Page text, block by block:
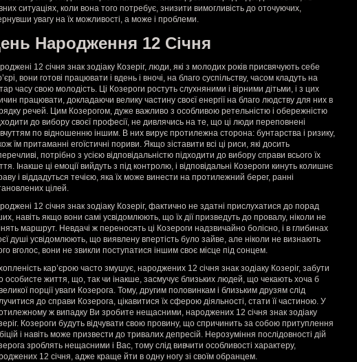
ситуаціях, коли вона того потребує, знизити вимогливість до оточуючих,
увагу на їх можливості, а може і проблеми.
Народження 12 Січня
12 січня знак зодіаку Козеріг, люди, які з молодих років присвячують себе
вони готові працювати і вдень і вночі, на благо суспільству, часом кладуть на
часу свою молодість. Ці Козероги ростуть слухняними і вірними дітьми, і з цих
працювати, докладаючи велику частину своєї енергії на благо людству для них в
речей. Цим Козерогом, дуже важливо з особливою ретельністю і обережністю
до вибору своєї професії, не дивлячись на те, що ці люди переповнені
по відношенню іншим. В них вирує протилежна сторона: бунтарства і ризику,
їм притаманні егоїстичні пориви. Якщо зіставити всі ці риси, які досить
потрібно з усією відповідальністю підходити до вибору справи всього їх
Інакше ці емоції вийдуть з під контролю, і відповідальні Козероги кинуть колишнє
і віддадуться течією, яка їх може винести на протилежний берег, ранні
цілей.
12 січня знак зодіаку Козеріг, фактично не здатні прислухатися до порад
навіть якщо вони самі усвідомлюють, що їх дії призведуть до провалу, ніколи не
маршрут. Невдачі ж переносять ці Козероги надзвичайно болісно, і в глибинах
душі усвідомлюють, що виявлену впертість було зайве, але ніколи не визнають
вголос, вони не звикли поступатися іншим своє місце під сонцем.
кар’єрою часто змушує, народжених 12 січня знак зодіаку Козеріг, забути
особисте життя, що, так чи інакше, засмучує близьких людей, що чекають хоча б
порції уваги Козерога. Тому, другим половинкам і близьким друзям слід
до справи Козерога, цікавитися їх сферою діяльності, стати її частиною. У
ж випадку Ви зробите нещасними, народжених 12 січня знак зодіаку
Козероги будуть відчувати свою провину, що спричинить за собою притуплення
і навіть може призвести до тривалих депресій. Нерозуміння послідовності дій
зроблять нещасними і Вас, тому слід вивчити особливості характеру,
12 січня, адже краще йти в одну ногу зі своїм обранцем.